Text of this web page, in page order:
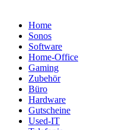
Home
Sonos
Software
Home-Office
Gaming
Zubehör
Büro
Hardware
Gutscheine
Used-IT